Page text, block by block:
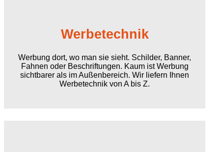
Werbetechnik
Werbung dort, wo man sie sieht. Schilder, Banner,
Fahnen oder Beschriftungen. Kaum ist Werbung
sichtbarer als im Außenbereich. Wir liefern Ihnen
Werbetechnik vonA bis Z.